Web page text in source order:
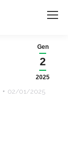
Gen
2
2025
02/01/2025